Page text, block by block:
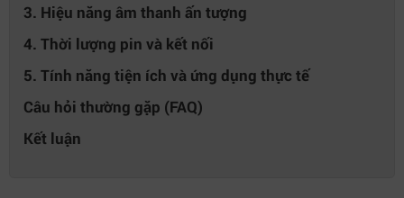
3. Hiệu năng âm thanh ấn tượng
4. Thời lượng pin và kết nối
5. Tính năng tiện ích và ứng dụng thực tế
Câu hỏi thường gặp (FAQ)
Kết luận